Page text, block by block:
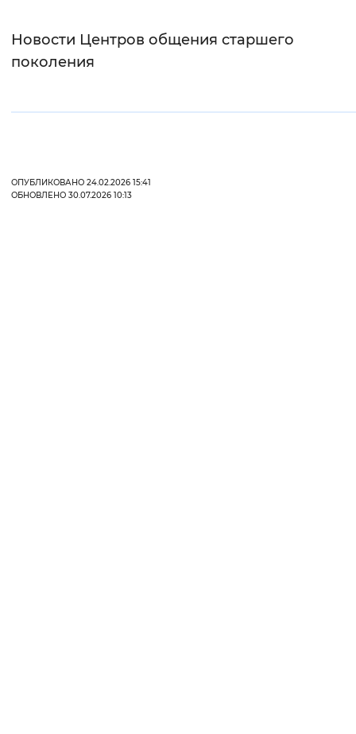
Новости Центров общения старшего
поколения
ОПУБЛИКОВАНО 24.02.2026 15:41
ОБНОВЛЕНО 30.07.2026 10:13